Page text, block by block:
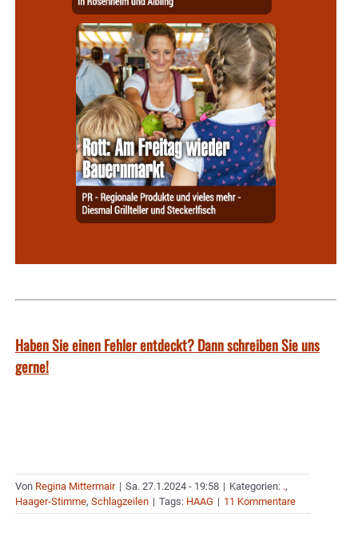
Haben Sie einen Fehler entdeckt? Dann schreiben Sie uns
gerne!
Von Regina Mittermair | Sa. 27.1.2024 - 19:58 | Kategorien: .,
Haager-Stimme, Schlagzeilen | Tags: HAAG | 11 Kommentare